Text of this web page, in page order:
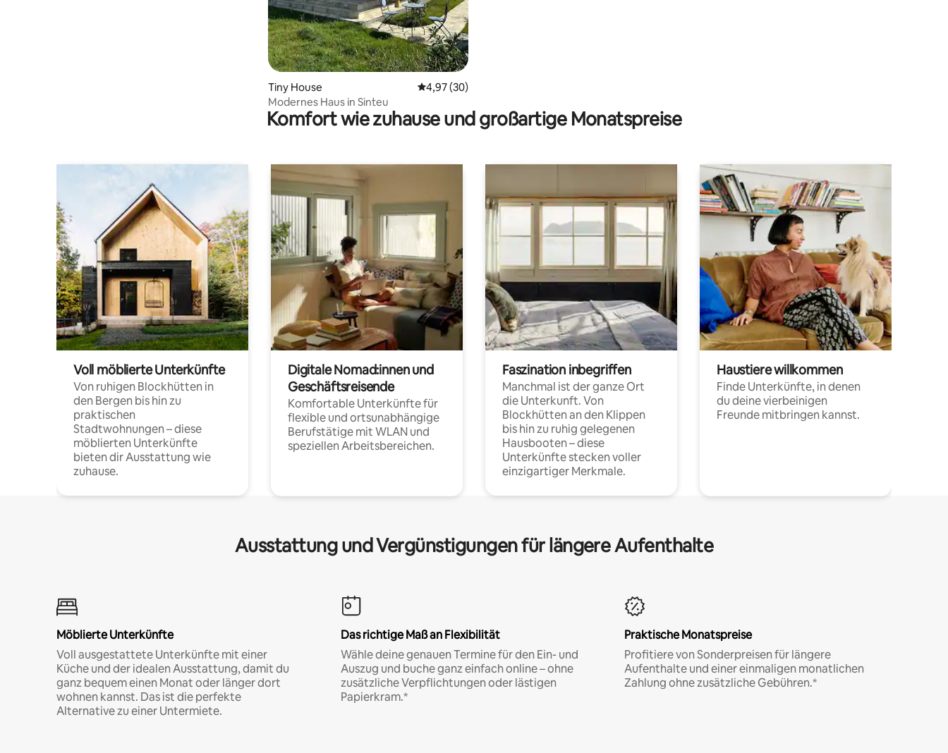
Tiny House Durchschnittliche Bewertung: 4,97 von 5, 30 Bewertungen
4,97 (30)
Modernes Haus in Sinteu
Komfort wie zuhause und großartige Monatspreise
Voll möblierte Unterkünfte
Von ruhigen Blockhütten in
den Bergen bis hin zu
praktischen
Stadtwohnungen – diese
möblierten Unterkünfte
bieten dir Ausstattung wie
zuhause.
Digitale Nomad:innen und
Geschäftsreisende
Komfortable Unterkünfte für
flexible und ortsunabhängige
Berufstätige mit WLAN und
speziellen Arbeitsbereichen.
Faszination inbegriffen
Manchmal ist der ganze Ort
die Unterkunft. Von
Blockhütten an den Klippen
bis hin zu ruhig gelegenen
Hausbooten – diese
Unterkünfte stecken voller
einzigartiger Merkmale.
Haustiere willkommen
Finde Unterkünfte, in denen
du deine vierbeinigen
Freunde mitbringen kannst.
Ausstattung und Vergünstigungen für längere Aufenthalte
Möblierte Unterkünfte
Voll ausgestattete Unterkünfte mit einer
Küche und der idealen Ausstattung, damit du
ganz bequem einen Monat oder länger dort
wohnen kannst. Das ist die perfekte
Alternative zu einer Untermiete.
Das richtige Maß an Flexibilität
Wähle deine genauen Termine für den Ein- und
Auszug und buche ganz einfach online – ohne
zusätzliche Verpflichtungen oder lästigen
Papierkram.*
Praktische Monatspreise
Profitiere von Sonderpreisen für längere
Aufenthalte und einer einmaligen monatlichen
Zahlung ohne zusätzliche Gebühren.*